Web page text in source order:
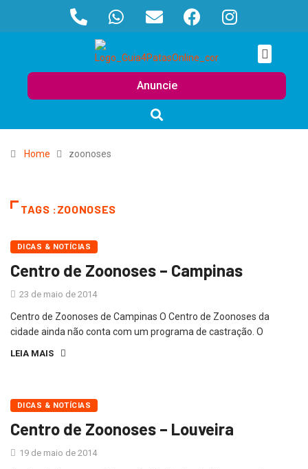
Anuncie
Home zoonoses
TAGS :ZOONOSES
DICAS & NOTÍCIAS
Centro de Zoonoses – Campinas
23 de maio de 2014
Centro de Zoonoses de Campinas O Centro de Zoonoses da
cidade ainda não conta com um programa de castração. O
LEIA MAIS
DICAS & NOTÍCIAS
Centro de Zoonoses – Louveira
19 de maio de 2014